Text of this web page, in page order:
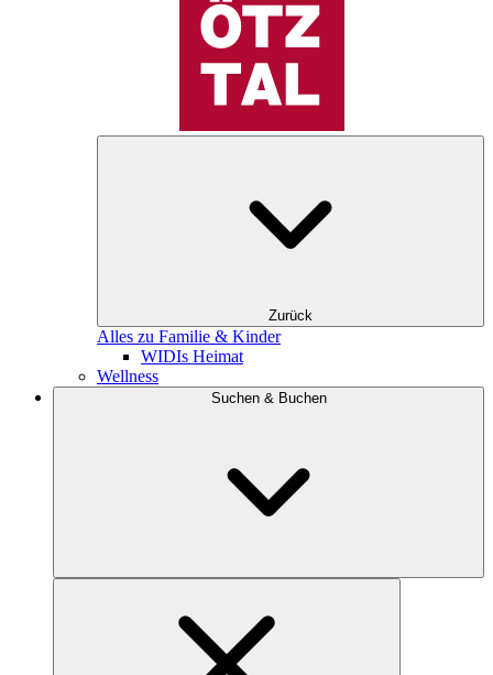
Zurück
Alles zu Familie & Kinder
WIDIs Heimat
Wellness
Suchen & Buchen